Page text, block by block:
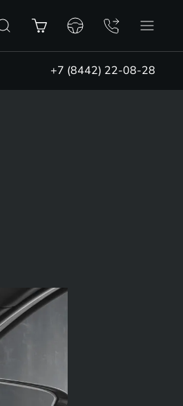
+7 (8442) 22-08-28